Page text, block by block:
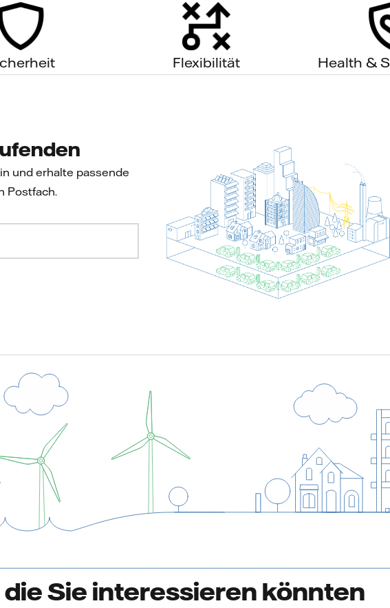
Flexibilität Health &
und erhalte passende
Postfach.
Sie interessieren könnten